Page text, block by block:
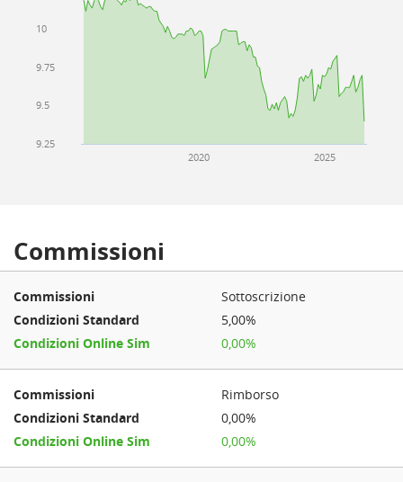
2020 2025
9.25
9.5
9.75
10
Commissioni
Sottoscrizione
5,00%
0,00%
Rimborso
0,00%
0,00%